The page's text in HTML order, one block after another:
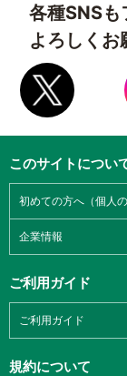
各種SNSも
よろしくお
このサイトについ
初めての方へ（個人の
企業情報
ご利用ガイド
ご利用ガイド
規約について